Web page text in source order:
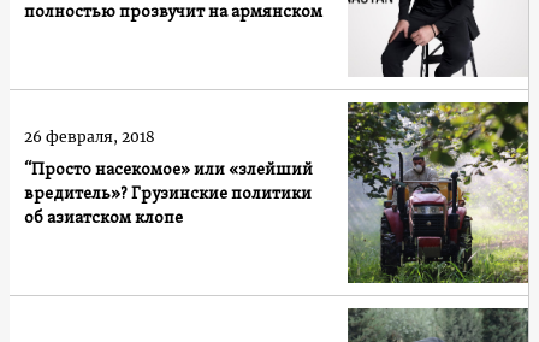
полностью прозвучит на армянском
“Просто насекомое» или «злейший
вредитель»? Грузинские политики
об азиатском клопе
26 февраля, 2018